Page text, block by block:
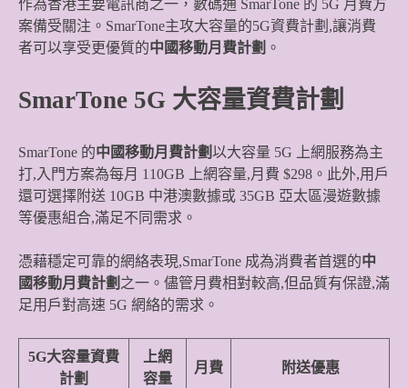
作為香港主要電訊商之一，數碼通 SmarTone 的 5G 月費方
案備受關注。SmarTone主攻大容量的5G資費計劃,讓消費
者可以享受更優質的中國移動月費計劃 。
SmarTone 5G 大容量資費計劃
SmarTone 的中國移動月費計劃以大容量 5G 上網服務為主
打,入門方案為每月 110GB 上網容量,月費 $298。此外,用戶
還可選擇附送 10GB 中港澳數據或 35GB 亞太區漫遊數據
等優惠組合,滿足不同需求。
憑藉穩定可靠的網絡表現,SmarTone 成為消費者首選的中
國移動月費計劃 之一。儘管月費相對較高,但品質有保證,滿
足用戶對高速 5G 網絡的需求。
5G大容量資費
計劃
上網
容量
月費 附送優惠